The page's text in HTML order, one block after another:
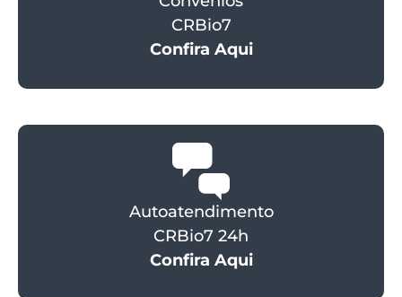
CRBio7
Confira Aqui
Autoatendimento
CRBio7 24h
Confira Aqui